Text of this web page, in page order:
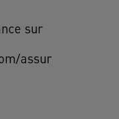
sur
assur